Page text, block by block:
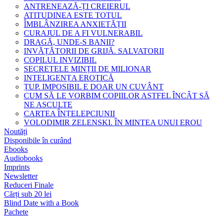
ANTRENEAZĂ-ȚI CREIERUL
ATITUDINEA ESTE TOTUL
ÎMBLÂNZIREA ANXIETĂȚII
CURAJUL DE A FI VULNERABIL
DRAGĂ, UNDE-S BANII?
INVĂȚĂTORII DE GRIJĂ. SALVATORII
COPILUL INVIZIBIL
SECRETELE MINȚII DE MILIONAR
INTELIGENȚA EROTICĂ
ȚUP. IMPOSIBIL E DOAR UN CUVÂNT
CUM SĂ LE VORBIM COPIILOR ASTFEL ÎNCÂT SĂ
NE ASCULTE
CARTEA ÎNȚELEPCIUNII
VOLODIMIR ZELENSKI. ÎN MINTEA UNUI EROU
Noutăți
Disponibile în curând
Ebooks
Audiobooks
Imprints
Newsletter
Reduceri Finale
Cărți sub 20 lei
Blind Date with a Book
Pachete